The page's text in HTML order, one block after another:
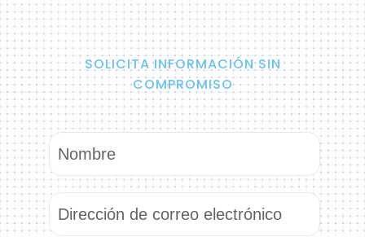
SOLICITA INFORMACIÓN SIN
COMPROMISO